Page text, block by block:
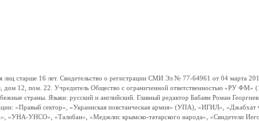
старше 16 лет. Свидетельство о регистрации СМИ Эл № 77-64961 от 04 марта
12, пом. 22. Учредитель Общество с ограниченной ответственностью «РУ
страны. Языки: русский и английский. Главный редактор Бабаян Роман
«Правый сектор», «Украинская повстанческая армия» (УПА), «ИГИЛ»,
«УНА-УНСО», «Талибан», «Меджлис крымско-татарского народа», «Свидетели